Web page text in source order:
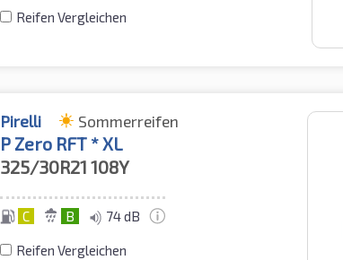
Reifen Vergleichen
Pirelli Sommerreifen
P Zero RFT * XL
325/30R21 108Y
C B 74 dB
Reifen Vergleichen